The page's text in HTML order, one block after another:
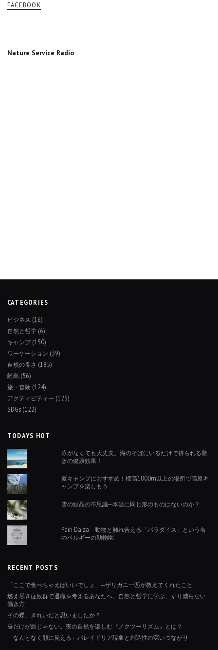
FACEBOOK
Nature Service Radio
CATEGORIES
ビジネス (16)
自然と哲学 (6)
キャンプ(150)
ワーケーション (39)
自然の良さ (185)
離島 (56)
旅・冒険 (124)
アクティビティー (123)
SDGs (122)
TODAYS HOT
泳がなくても大丈夫。海のそばにいるだけで得られる驚
きの健康効果！
夏キャンプにおすすめ！標高1000m以上の場所で高原キ
ャンプを楽しもう
雪の結晶の不思議─本当に同じ形のものはないのか？
Pairi Daiza 動物と触れ合える「パラダイス」という名
のベルギーの動物園
RECENT POSTS
「ここで食べちゃえばいいでしょ」—ザリガニ一匹が教えてくれたこと
燃え尽き症候群で退職を考えるあなたへ。自然と哲学に学ぶ、すり減らない
働き方
その蝶、きれいだと思いましたか？
昼だけが旅じゃない。夜の自然を楽しむ『ノクツーリズム』とは？
「なんとなく顔に見える」パレイドリア現象と創造性の深いつながり